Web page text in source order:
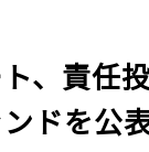
、責任
ドを公